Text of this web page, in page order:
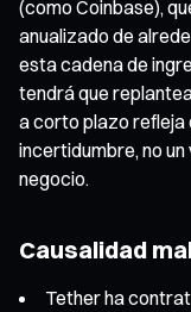
(como Coinbase),
anualizado de
esta cadena de
tendrá que
a corto plazo refleja
incertidumbre, no
negocio.
Causalidad
Tether ha